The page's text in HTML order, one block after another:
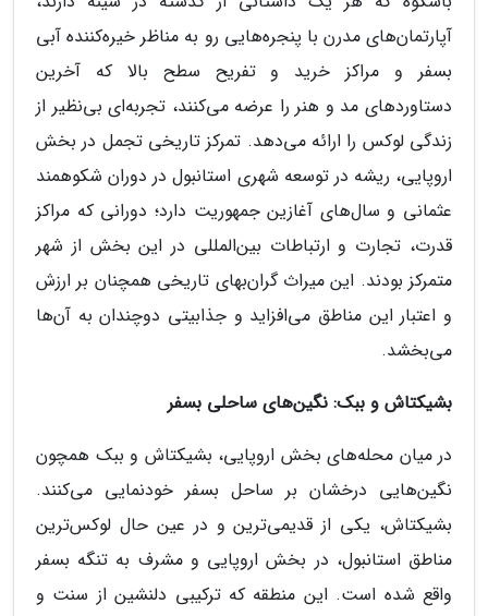
آپارتمان‌های مدرن با پنجره‌هایی رو به مناظر خیره‌کننده آبی
بسفر و مراکز خرید و تفریح سطح بالا که آخرین
دستاوردهای مد و هنر را عرضه می‌کنند، تجربه‌ای بی‌نظیر از
زندگی لوکس را ارائه می‌دهد. تمرکز تاریخی تجمل در بخش
اروپایی، ریشه در توسعه شهری استانبول در دوران شکوهمند
عثمانی و سال‌های آغازین جمهوریت دارد؛ دورانی که مراکز
قدرت، تجارت و ارتباطات بین‌المللی در این بخش از شهر
متمرکز بودند. این میراث گران‌بهای تاریخی همچنان بر ارزش
و اعتبار این مناطق می‌افزاید و جذابیتی دوچندان به آن‌ها
می‌بخشد.
بشیکتاش و ببک: نگین‌های ساحلی بسفر
در میان محله‌های بخش اروپایی، بشیکتاش و ببک همچون
نگین‌هایی درخشان بر ساحل بسفر خودنمایی می‌کنند.
بشیکتاش، یکی از قدیمی‌ترین و در عین حال لوکس‌ترین
مناطق استانبول، در بخش اروپایی و مشرف به تنگه بسفر
واقع شده است. این منطقه که ترکیبی دلنشین از سنت و